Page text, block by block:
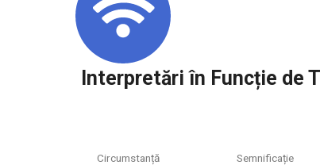
Interpretări în Funcție de
Circumstanță Semnificație